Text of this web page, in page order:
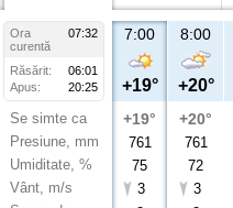
Ora
07:32
curentă
Răsărit:
06:01
Apus:
20:25
Se simte ca
Presiune, mm
Umiditate, %
Vânt, m/s
7:00
+19°
+19°
761
75
3
8:00
+20°
+20°
761
72
3